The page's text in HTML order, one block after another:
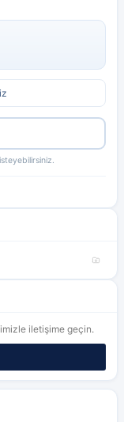
iletişime geçin.